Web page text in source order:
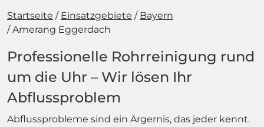
Startseite Einsatzgebiete
Bayern
Amerang Eggerdach
Professionelle Rohrreinigung rund
um die Uhr – Wir lösen Ihr
Abflussproblem
Abflussprobleme sind ein Ärgernis, das jeder kennt.